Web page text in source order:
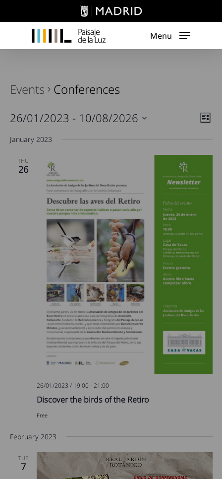
Menu
Events Conferences
List
26/01/2023 - 10/08/2026
date.
January 2023
THU
26
26/01/2023 / 19:00-21:00
Discover the birds of the Retiro
Free
February 2023
TUE
7